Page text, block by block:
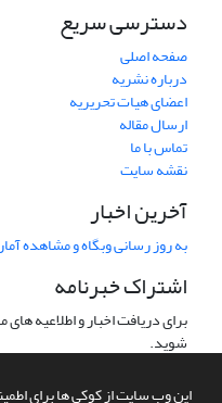
این وب سایت از کوکی ها برای
دسترسی سریع
صفحه اصلی
درباره نشریه
اعضای هیات تحریریه
ارسال مقاله
تماس با ما
نقشه سایت
آخرین اخبار
به روز رسانی وبگاه و مشاهده
اشتراک خبرنامه
برای دریافت اخبار و اطلاعیه
شوید.